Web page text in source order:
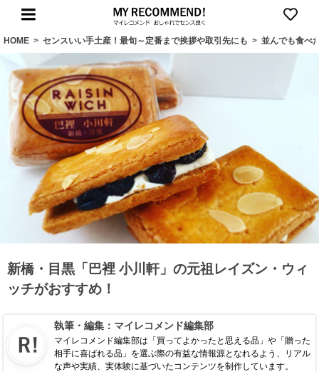
HOME > センスいい手土産！最旬～定番まで挨拶や取引先にも > 並んでも食べ
新橋・目黒「巴裡 小川軒」の元祖レイズン・ウィ
ッチがおすすめ！
執筆・編集： マイレコメンド編集部
マイレコメンド編集部は「買ってよかったと思える品」や「贈った
相手に喜ばれる品」を選ぶ際の有益な情報源となれるよう、リアル
な声や実績、実体験に基づいたコンテンツを制作しています。